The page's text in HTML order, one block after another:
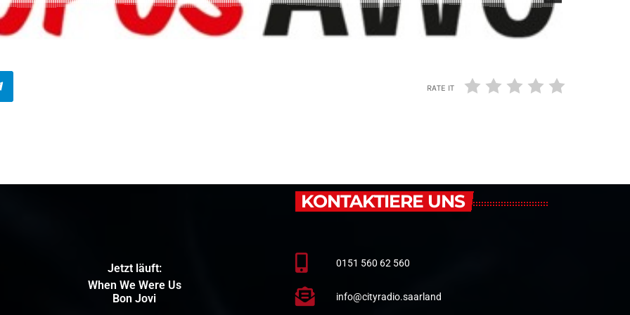
RATE IT
Jetzt läuft:
When We Were Us
Bon Jovi
KONTAKTIERE UNS
0151 560 62 560
info@cityradio.saarland